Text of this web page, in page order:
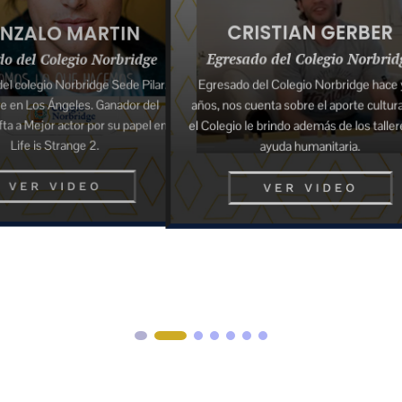
Sede Pilar.
del
su papel en
CRISTIAN GERBER
Egresado del Colegio Norbridge
Egresado del Colegio Norbridge hace ya 8
años, nos cuenta sobre el aporte cultural que
el Colegio le brindo además de los talleres y la
ayuda humanitaria.
VER VIDEO
Actualmente
contador